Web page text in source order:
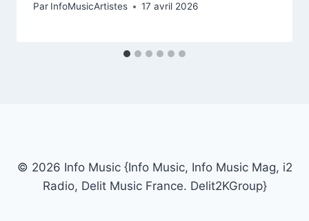
Par InfoMusicArtistes 17 avril 2026
© 2026 Info Music {Info Music, Info Music Mag, i2
Radio, Delit Music France. Delit2KGroup}